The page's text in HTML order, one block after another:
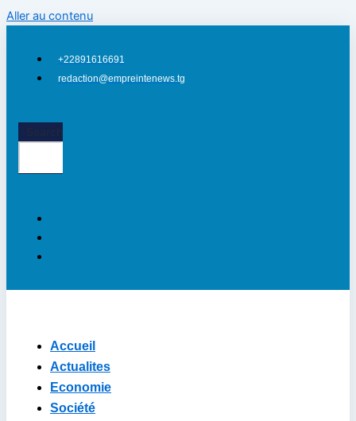
Aller au contenu
+22891616691
redaction@empreintenews.tg
Accueil
Actualites
Economie
Société